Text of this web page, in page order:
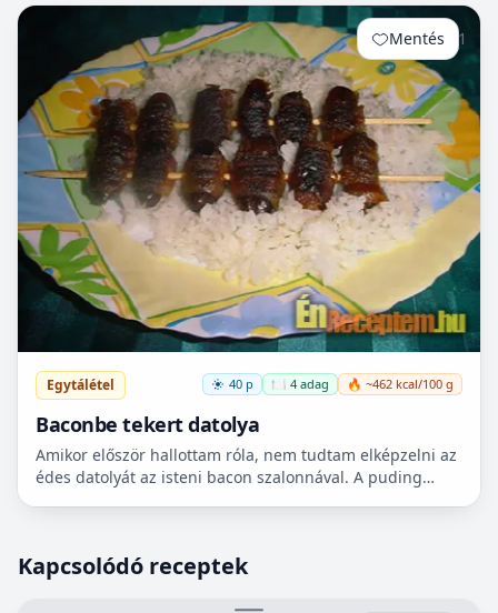
Mentés 1
Egytálétel 40 p 🍽️ 4 adag 🔥 ~462 kcal/100 g
Baconbe tekert datolya
Amikor először hallottam róla, nem tudtam elképzelni az
édes datolyát az isteni bacon szalonnával. A puding
Kapcsolódó receptek